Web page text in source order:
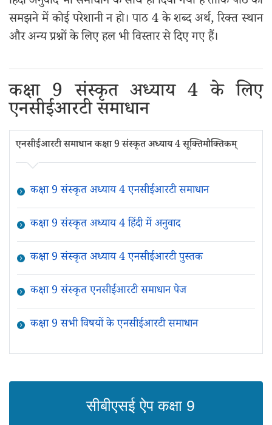
समझने में कोई परेशानी न हो। पाठ 4 के शब्द अर्थ, रिक्त स्थान
और अन्य प्रश्नों के लिए हल भी विस्तार से दिए गए हैं।
कक्षा 9 संस्कृत अध्याय 4 के लिए
एनसीईआरटी समाधान
एनसीईआरटी समाधान कक्षा 9 संस्कृत अध्याय 4 सूक्तिमौक्तिकम्‌
कक्षा 9 संस्कृत अध्याय 4 एनसीईआरटी समाधान
कक्षा 9 संस्कृत अध्याय 4 हिंदी में अनुवाद
कक्षा 9 संस्कृत अध्याय 4 एनसीईआरटी पुस्तक
कक्षा 9 संस्कृत एनसीईआरटी समाधान पेज
कक्षा 9 सभी विषयों के एनसीईआरटी समाधान
सीबीएसई ऐप कक्षा 9